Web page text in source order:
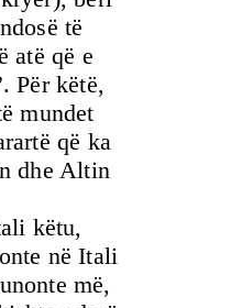
të
atë që e
Për këtë,
mundet
që ka
dhe Altin
këtu,
në Itali
më,